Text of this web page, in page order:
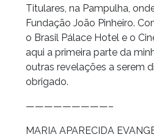
Titulares, na Pampulha,
Fundação João Pinheiro.
o Brasil Pálace Hotel e o
aqui a primeira parte da
outras revelações a serem
obrigado.
—————————–
MARIA APARECIDA